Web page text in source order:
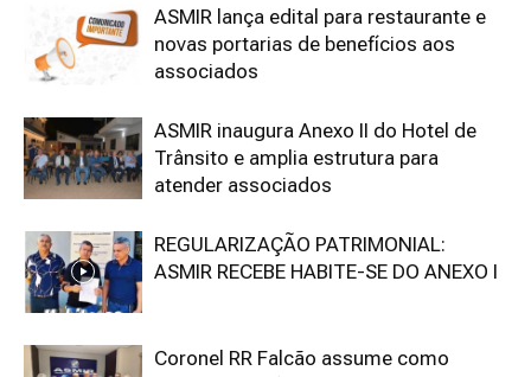
ASMIR lança edital para restaurante e
novas portarias de benefícios aos
associados
ASMIR inaugura Anexo II do Hotel de
Trânsito e amplia estrutura para
atender associados
REGULARIZAÇÃO PATRIMONIAL:
ASMIR RECEBE HABITE-SE DO ANEXO I
Coronel RR Falcão assume como